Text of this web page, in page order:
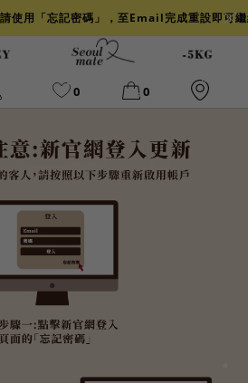
使用「忘記密碼」，至Email完成重設即可
0 0
小香
牛仔裙